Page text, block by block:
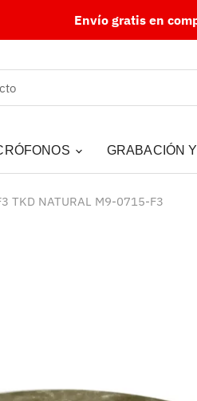
Envío gratis en
GRABACIÓN
TKD NATURAL M9-0715-F3